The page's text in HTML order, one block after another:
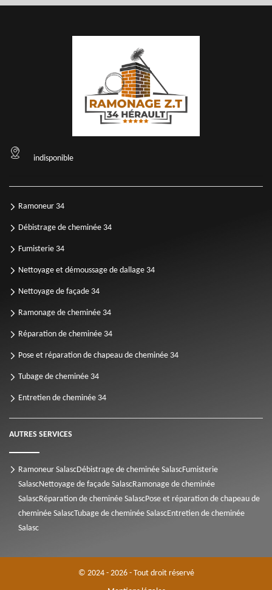
indisponible
Ramoneur 34
Débistrage de cheminée 34
Fumisterie 34
Nettoyage et démoussage de dallage 34
Nettoyage de façade 34
Ramonage de cheminée 34
Réparation de cheminée 34
Pose et réparation de chapeau de cheminée 34
Tubage de cheminée 34
Entretien de cheminée 34
AUTRES SERVICES
Ramoneur SalascDébistrage de cheminée SalascFumisterie
SalascNettoyage de façade SalascRamonage de cheminée
SalascRéparation de cheminée SalascPose et réparation de chapeau de
cheminée SalascTubage de cheminée SalascEntretien de cheminée
Salasc
© 2024 - 2026 - Tout droit réservé